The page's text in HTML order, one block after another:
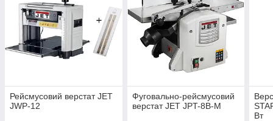
Рейсмусовий верстат JET
JWP-12
Фуговально-рейсмусовий
верстат JET JPT-8B-M
Вт